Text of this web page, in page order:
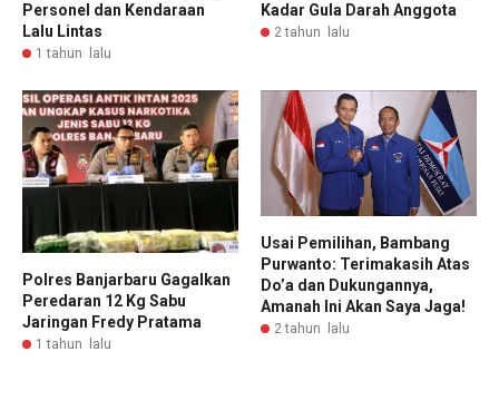
Personel dan Kendaraan
Lalu Lintas
1 tahun lalu
Kadar Gula Darah Anggota
2 tahun lalu
Polres Banjarbaru Gagalkan
Peredaran 12 Kg Sabu
Jaringan Fredy Pratama
1 tahun lalu
Usai Pemilihan, Bambang
Purwanto: Terimakasih Atas
Do’a dan Dukungannya,
Amanah Ini Akan Saya Jaga!
2 tahun lalu